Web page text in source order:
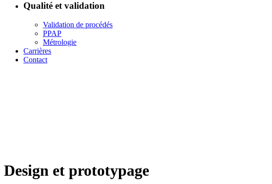
Qualité et validation
Validation de procédés
PPAP
Métrologie
Carrières
Contact
Design et prototypage